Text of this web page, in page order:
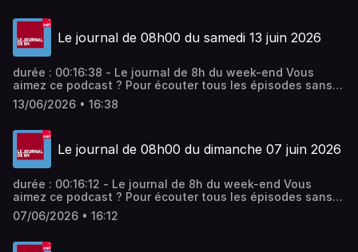
Le journal de 08h00 du samedi 13 juin 2026
durée : 00:16:38 - Le journal de 8h du week-end Vous
aimez ce podcast ? Pour écouter tous les épisodes sans
limite, rendez-vous sur Radio France
13/06/2026 • 16:38
Le journal de 08h00 du dimanche 07 juin 2026
durée : 00:16:12 - Le journal de 8h du week-end Vous
aimez ce podcast ? Pour écouter tous les épisodes sans
limite, rendez-vous sur Radio France
07/06/2026 • 16:12